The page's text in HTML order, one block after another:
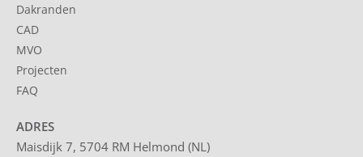
Dakranden
CAD
MVO
Projecten
FAQ
ADRES
Maisdijk 7, 5704 RM Helmond (NL)